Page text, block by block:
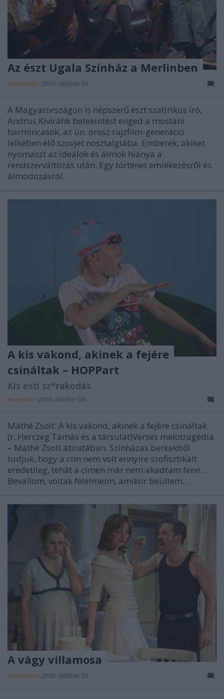
Az észt Ugala Színház a Merlinben
szinhazhu • 2009. október 10.
A Magyarországon is népszerű észt szatirikus író,
Andrus Kivirähk betekintést enged a mostani
harmincasok, az ún. orosz rajzfilm-generáció
lelkében élő szovjet nosztalgiába. Emberek, akiket
nyomaszt az ideálok és álmok hiánya a
rendszerváltozás után. Egy történet emlékezésről és
álmodozásról.
A kis vakond, akinek a fejére
csináltak – HOPPart
Kis esti sz*rakodás
mummin • 2009. október 09.
Máthé Zsolt: A kis vakond, akinek a fejére csináltak
(r. Herczeg Tamás és a társulat)Verses melotragédia
– Máthé Zsolt átiratában. Színházas berkekből
tudjuk, hogy a cím nem volt ennyire szofisztikált
eredetileg, tehát a címen már nem akadtam fenn...
Bevallom, voltak félelmeim, amikor beültem…
A vágy villamosa
szinhazhu • 2009. október 09.